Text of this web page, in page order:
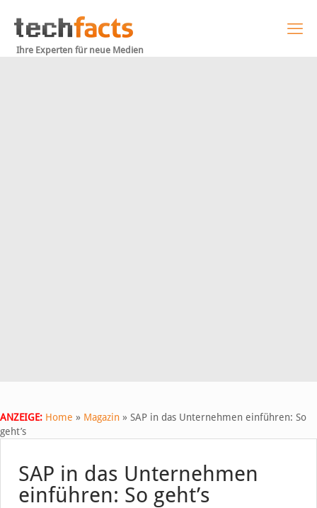
Ihre Experten für neue Medien
ANZEIGE: Home » Magazin » SAP in das Unternehmen einführen: So
geht’s
SAP in das Unternehmen
einführen: So geht’s